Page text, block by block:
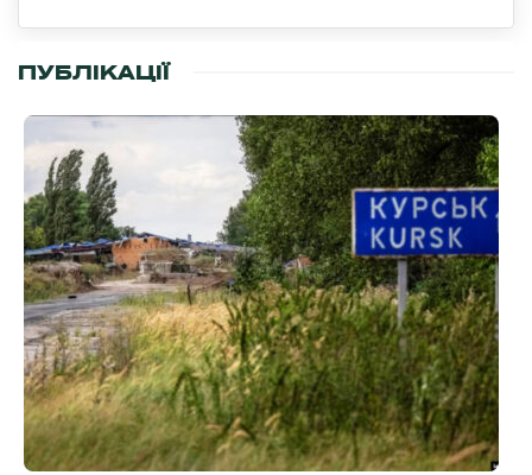
ПУБЛІКАЦІЇ